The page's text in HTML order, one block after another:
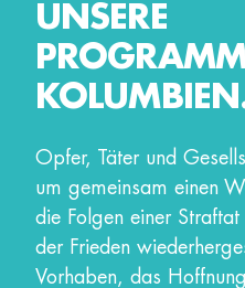
UNSERE
Opfer, Täter und
um gemeinsam einen
die Folgen einer
der Frieden
Vorhaben, das